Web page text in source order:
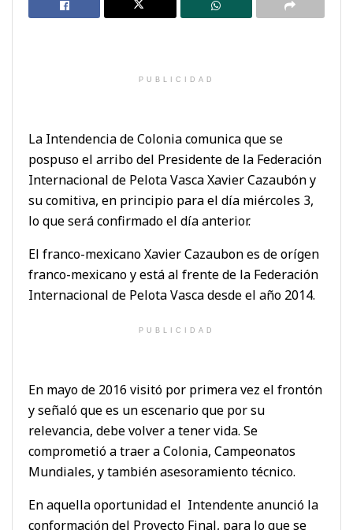
PUBLICIDAD
La Intendencia de Colonia comunica que se
pospuso el arribo del Presidente de la Federación
Internacional de Pelota Vasca Xavier Cazaubón y
su comitiva, en principio para el día miércoles 3,
lo que será confirmado el día anterior.
El franco-mexicano Xavier Cazaubon es de orígen
franco-mexicano y está al frente de la Federación
Internacional de Pelota Vasca desde el año 2014.
PUBLICIDAD
En mayo de 2016 visitó por primera vez el frontón
y señaló que es un escenario que por su
relevancia, debe volver a tener vida. Se
comprometió a traer a Colonia, Campeonatos
Mundiales, y también asesoramiento técnico.
En aquella oportunidad el Intendente anunció la
conformación del Proyecto Final, para lo que se